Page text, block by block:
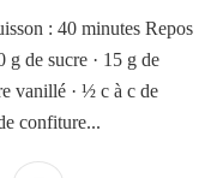
: 40 minutes Repos
g de sucre · 15 g de
vanillé · ½ c à c de
confiture...